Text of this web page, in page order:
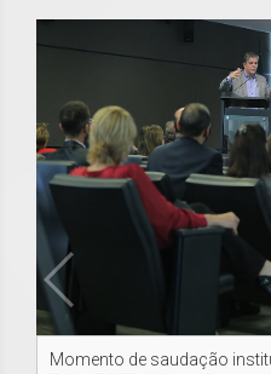
Momento de saudação